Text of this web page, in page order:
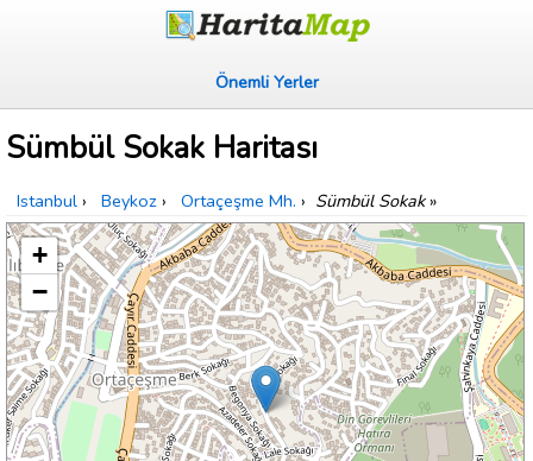
Önemli Yerler
Sümbül Sokak Haritası
Istanbul › Beykoz › Ortaçeşme Mh. › Sümbül Sokak»
+
−